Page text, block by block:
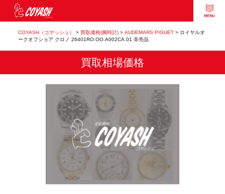
COYASH（コヤッシュ） > 買取価格(腕時計)> AUDEMARS PIGUET> ロイヤルオ
ークオフショア クロノ 26401RO.OO.A002CA.01 非売品
買取相場価格